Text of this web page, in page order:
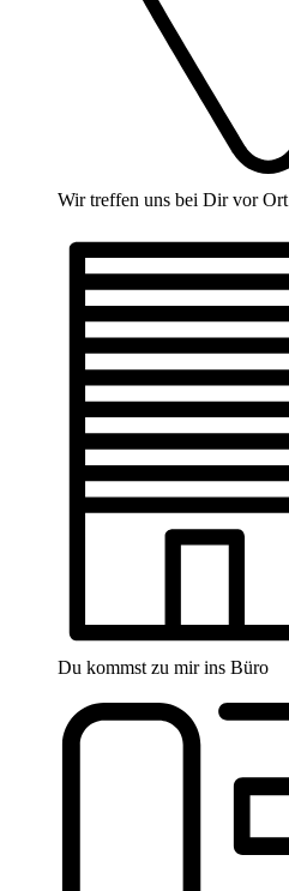
Wir treffen uns bei Dir vor Ort
Du kommst zu mir ins Büro